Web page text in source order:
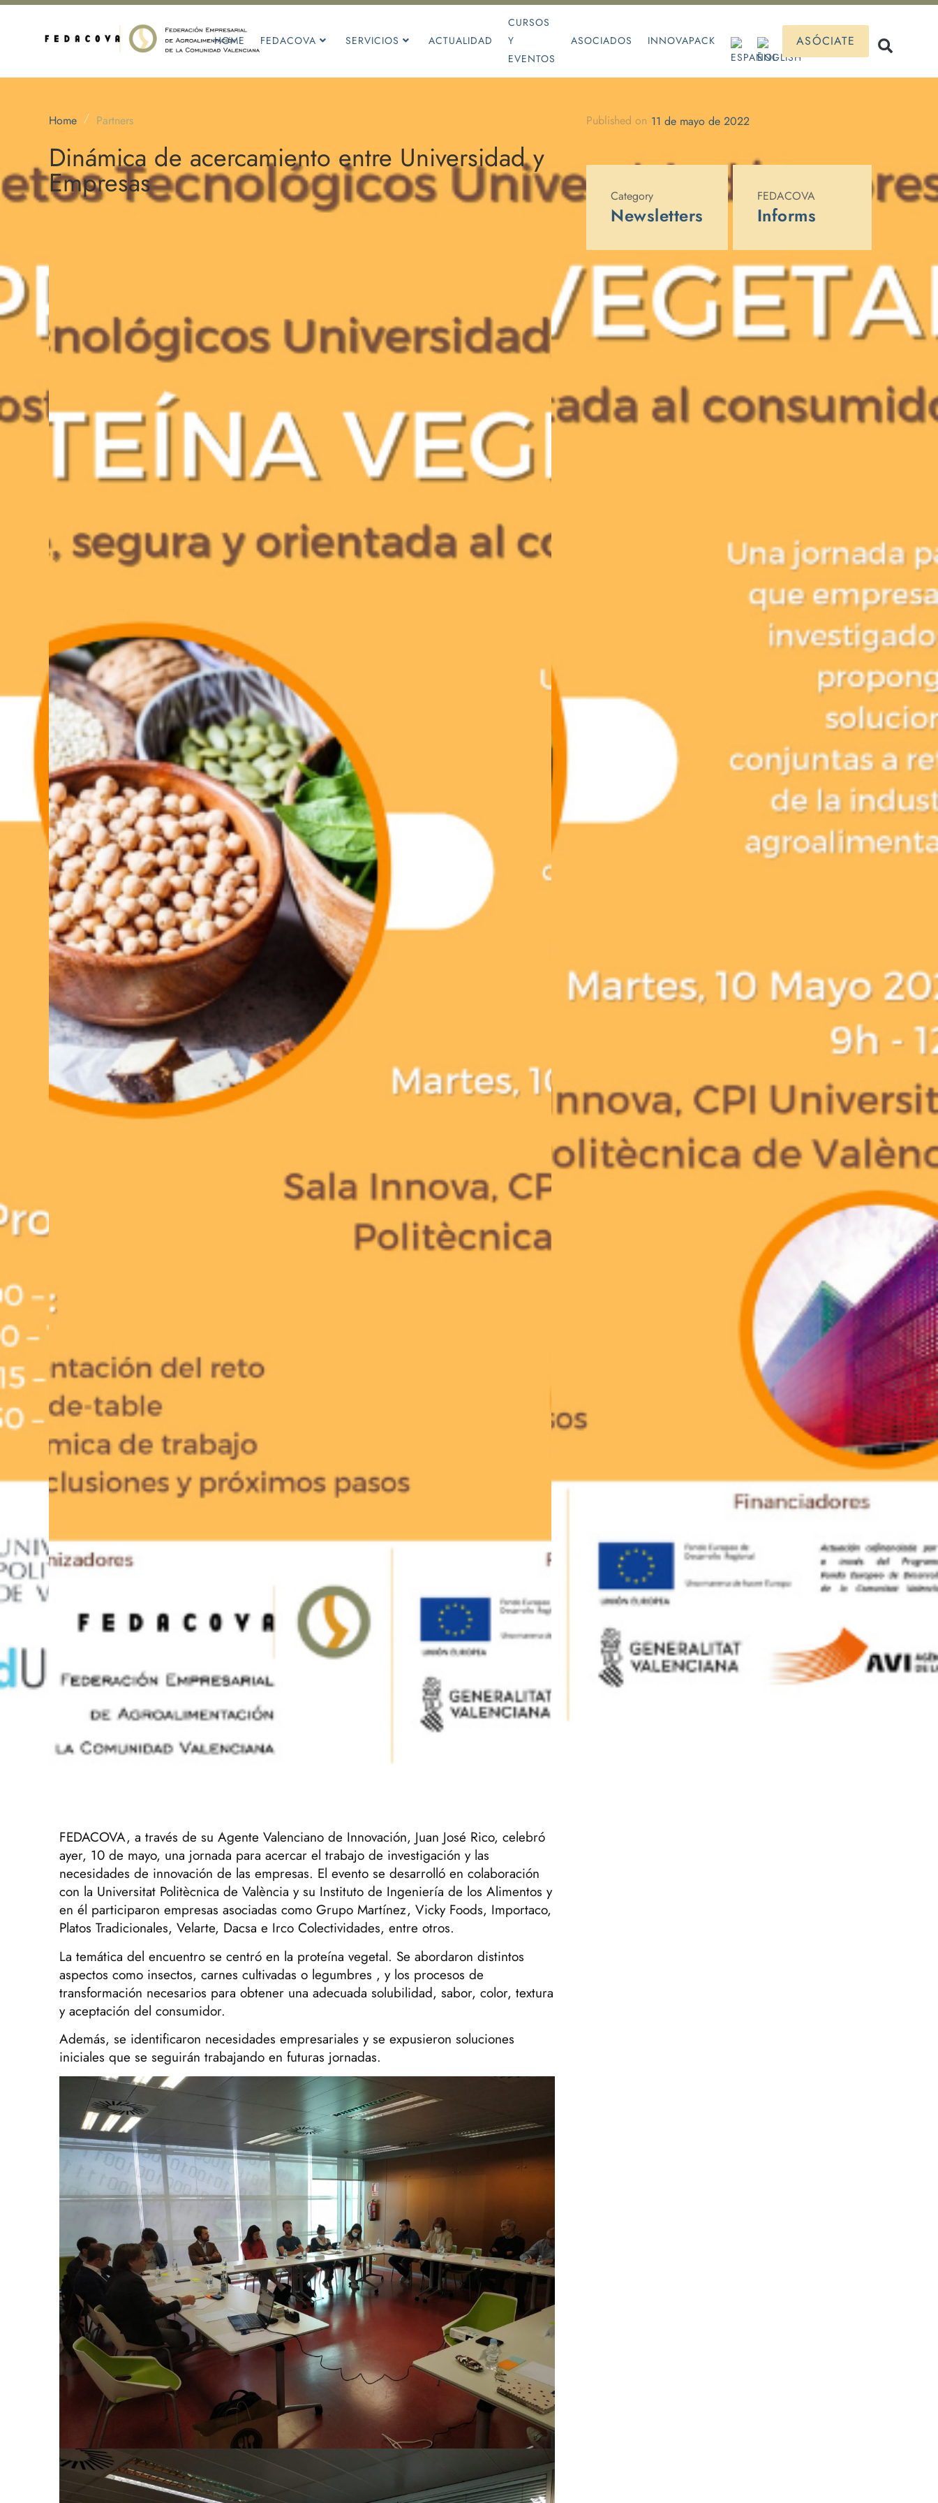
HOME FEDACOVA SERVICIOS ACTUALIDAD
CURSOS
Y
EVENTOS
ASOCIADOS INNOVAPACK ASÓCIATE
Home / Partners
Dinámica de acercamiento entre Universidad y
Empresas
Published on 11 de mayo de 2022
Category
Newsletters
FEDACOVA
Informs
FEDACOVA, a través de su Agente Valenciano de Innovación, Juan José Rico, celebró
ayer, 10 de mayo, una jornada para acercar el trabajo de investigación y las
necesidades de innovación de las empresas. El evento se desarrolló en colaboración
con la Universitat Politècnica de València y su Instituto de Ingeniería de los Alimentos y
en él participaron empresas asociadas como Grupo Martínez, Vicky Foods, Importaco,
Platos Tradicionales, Velarte, Dacsa e Irco Colectividades, entre otros.
La temática del encuentro se centró en la proteína vegetal. Se abordaron distintos
aspectos como insectos, carnes cultivadas o legumbres , y los procesos de
transformación necesarios para obtener una adecuada solubilidad, sabor, color, textura
y aceptación del consumidor.
Además, se identificaron necesidades empresariales y se expusieron soluciones
iniciales que se seguirán trabajando en futuras jornadas.